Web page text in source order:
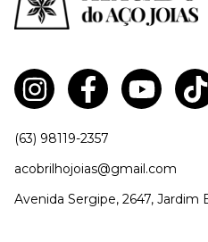
(63) 98119-2357
acobrilhojoias@gmail.com
Avenida Sergipe, 2647, Jardim